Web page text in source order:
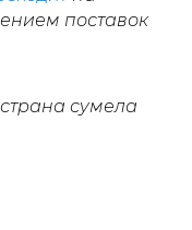
поставок
сумела